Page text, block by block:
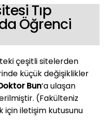
Tıp
Öğrenci
çeşitli sitelerden
küçük değişiklikler
Bun‘a ulaşan
(Fakülteniz
için iletişim kutusunu